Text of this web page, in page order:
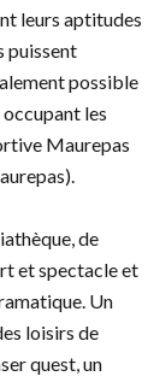
leurs aptitudes
puissent
possible
les
Maurepas
de
et spectacle et
Un
loisirs de
quest, un